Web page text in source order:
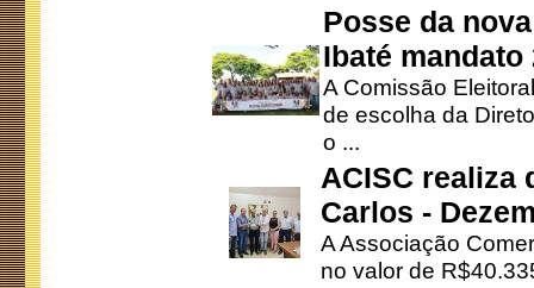
Posse da
Ibaté mandato
A Comissão
de escolha da
o ...
ACISC realiza
Carlos -
A Associação
no valor de